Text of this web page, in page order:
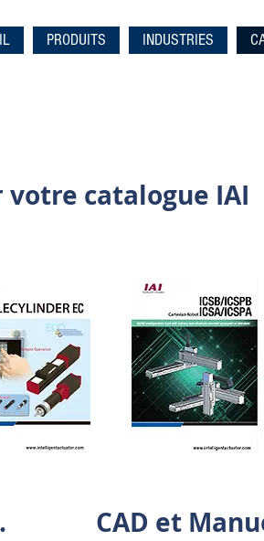
PRODUITS INDUSTRIES
votre catalogue IAI
CAD et